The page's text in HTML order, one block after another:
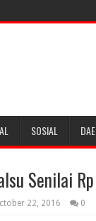
SOSIAL
Senilai
22, 2016 0